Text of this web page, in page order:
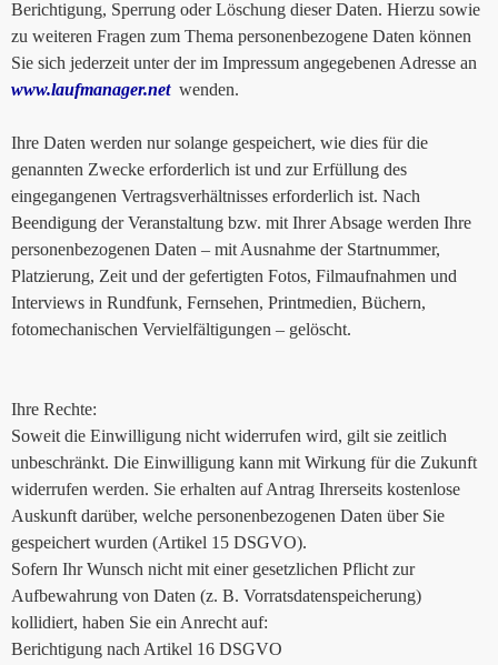
Berichtigung, Sperrung oder Löschung dieser Daten. Hierzu sowie
zu weiteren Fragen zum Thema personenbezogene Daten können
Sie sich jederzeit unter der im Impressum angegebenen Adresse an
www.laufmanager.netwenden.
Ihre Daten werden nur solange gespeichert, wie dies für die
genannten Zwecke erforderlich ist und zur Erfüllung des
eingegangenen Vertragsverhältnisses erforderlich ist. Nach
Beendigung der Veranstaltung bzw. mit Ihrer Absage werden Ihre
personenbezogenen Daten – mit Ausnahme der Startnummer,
Platzierung, Zeit und der gefertigten Fotos, Filmaufnahmen und
Interviews in Rundfunk, Fernsehen, Printmedien, Büchern,
fotomechanischen Vervielfältigungen – gelöscht.
Ihre Rechte:
Soweit die Einwilligung nicht widerrufen wird, gilt sie zeitlich
unbeschränkt. Die Einwilligung kann mit Wirkung für die Zukunft
widerrufen werden. Sie erhalten auf Antrag Ihrerseits kostenlose
Auskunft darüber, welche personenbezogenen Daten über Sie
gespeichert wurden (Artikel 15 DSGVO).
Sofern Ihr Wunsch nicht mit einer gesetzlichen Pflicht zur
Aufbewahrung von Daten (z. B. Vorratsdatenspeicherung)
kollidiert, haben Sie ein Anrecht auf:
Berichtigung nach Artikel 16 DSGVO